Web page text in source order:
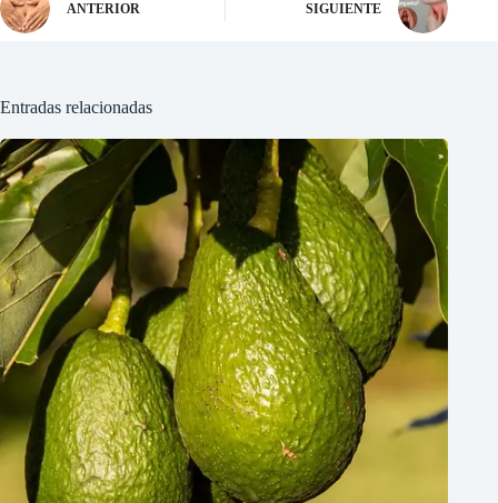
ANTERIOR SIGUIENTE
Entradas relacionadas